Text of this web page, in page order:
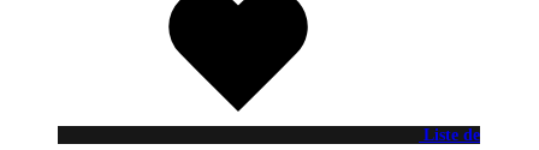
Liste de